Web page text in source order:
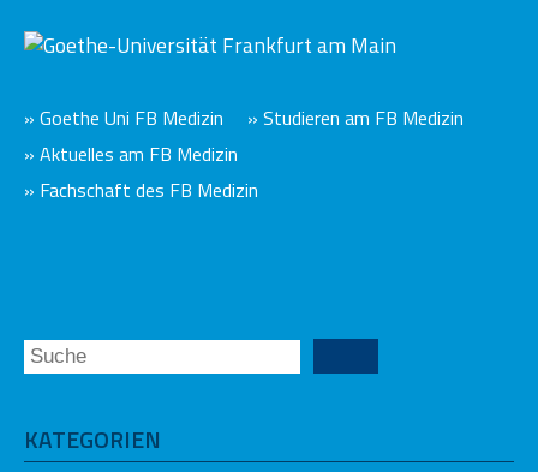
» Goethe Uni FB Medizin
» Studieren am FB Medizin
» Aktuelles am FB Medizin
» Fachschaft des FB Medizin
KATEGORIEN